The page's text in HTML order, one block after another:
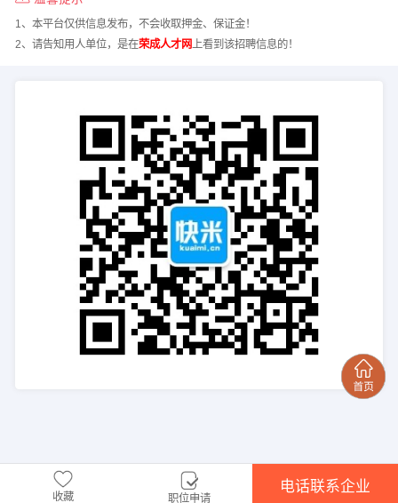
1、本平台仅供信息发布，不会收取押金、保证金！
2、请告知用人单位，是在荣成人才网 上看到该招聘信息的！
收藏 职位申请
电话联系企业